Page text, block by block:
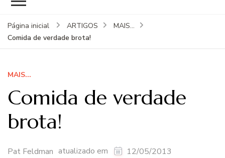
Página inicial ARTIGOS
MAIS...
Comida de verdade brota!
MAIS...
Comida de verdade
brota!
Pat Feldman atualizado em 12/05/2013